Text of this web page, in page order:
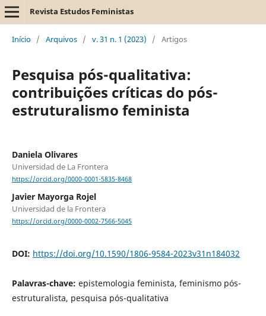
Revista Estudos Feministas
Início / Arquivos / v. 31 n. 1 (2023) / Artigos
Pesquisa pós-qualitativa:
contribuições críticas do pós-
estruturalismo feminista
Daniela Olivares
Universidad de La Frontera
https://orcid.org/0000-0001-5835-8468
Javier Mayorga Rojel
Universidad de la Frontera
https://orcid.org/0000-0002-7566-5045
DOI: https://doi.org/10.1590/1806-9584-2023v31n184032
Palavras-chave: epistemologia feminista, feminismo pós-
estruturalista, pesquisa pós-qualitativa